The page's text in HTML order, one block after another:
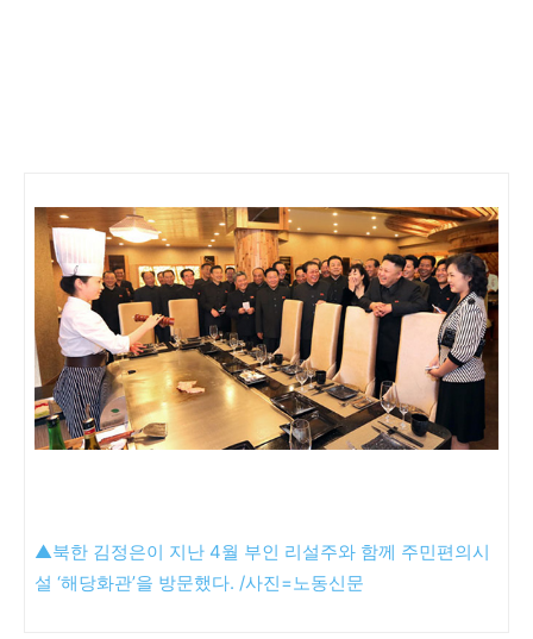
▲북한 김정은이 지난 4월 부인 리설주와 함께 주민편의시
설 ‘해당화관’을 방문했다. /사진=노동신문